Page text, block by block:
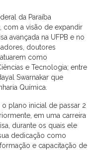
da Paraíba
com a visão de expandir
avançada na UFPB e no
doutores
como
e Tecnologia; entre
Swarnakar que
Química.
o plano inicial de passar 2
em uma carreira
durante os quais ele
dedicação como
e capacitação de